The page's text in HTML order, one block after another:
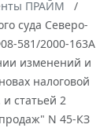
ПРАЙМ
суда Северо-
581/2000-163А
изменений и
налоговой
статьей 2
N 45-КЗ